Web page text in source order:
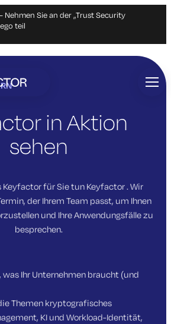
Nehmen Sie an der „Trust Security
teil
in Aktion
sehen
Keyfactor für Sie tun Keyfactor . Wir
der Ihrem Team passt, um Ihnen
und Ihre Anwendungsfälle zu
besprechen.
was Ihr Unternehmen braucht (und
Themen kryptografisches
KI und Workload-Identität,